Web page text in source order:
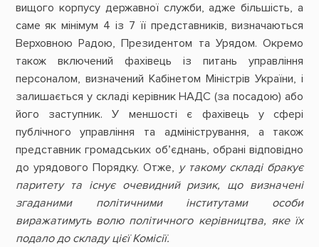
вищого корпусу державної служби, адже більшість, а
саме як мінімум 4 із 7 її представників, визначаються
Верховною Радою, Президентом та Урядом. Окремо
також включений фахівець із питань управління
персоналом, визначений Кабінетом Міністрів України, і
залишається у складі керівник НАДС (за посадою) або
його заступник. У меншості є фахівець у сфері
публічного управління та адміністрування, а також
представник громадських об’єднань, обрані відповідно
до урядового Порядку. Отже, у такому складі бракує
паритету та існує очевидний ризик, що визначені
згаданими політичними інститутами особи
виражатимуть волю політичного керівництва, яке їх
подало до складу цієї Комісії.